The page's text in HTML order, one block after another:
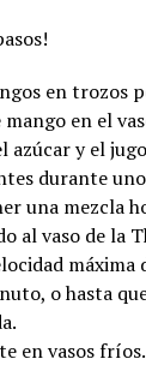
en trozos
en el
y el
durante
una mezcla
al vaso de la
máxima
o hasta
en vasos fríos.